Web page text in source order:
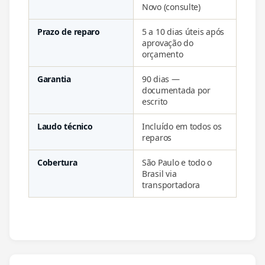
Novo (consulte)
Prazo de reparo
5 a 10 dias úteis após
aprovação do
orçamento
Garantia
90 dias —
documentada por
escrito
Laudo técnico
Incluído em todos os
reparos
Cobertura
São Paulo e todo o
Brasil via
transportadora